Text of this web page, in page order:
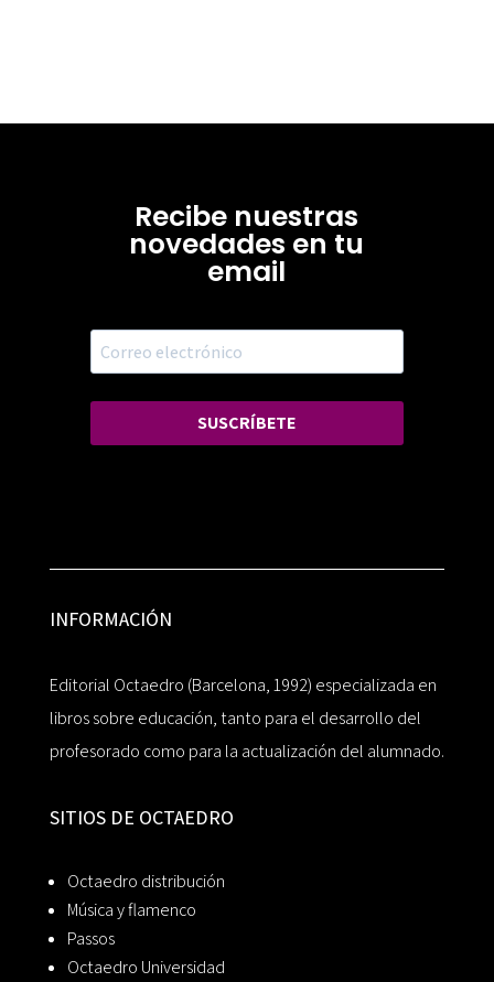
Recibe nuestras
novedades en tu
email
SUSCRÍBETE
INFORMACIÓN
Editorial Octaedro (Barcelona, 1992) especializada en
libros sobre educación, tanto para el desarrollo del
profesorado como para la actualización del alumnado.
SITIOS DE OCTAEDRO
Octaedro distribución
Música y flamenco
Passos
Octaedro Universidad